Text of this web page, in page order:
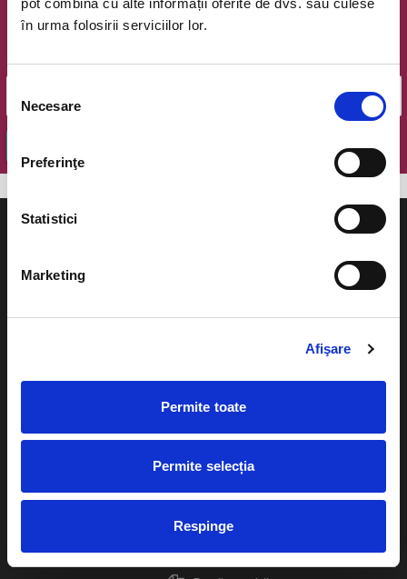
în urma folosirii serviciilor lor.
consimțământului
Necesare
Preferinţe
Statistici
Marketing
Afişare
Permite toate
Permite selecția
Respinge
Oferte exclusive si o editie saptamanala cu cele mai noi
evenimente.
Cum comand bilete?
Plata online sau cash
Livrare prin curier
Returnare bilete
Diverse